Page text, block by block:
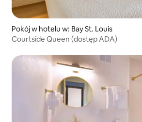
Pokój w hotelu w: Bay St. Louis
Courtside Queen (dostęp ADA)